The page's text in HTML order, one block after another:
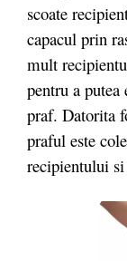
scoate
capacul prin
mult
pentru a
praf. Datorita
praful este
recipientului